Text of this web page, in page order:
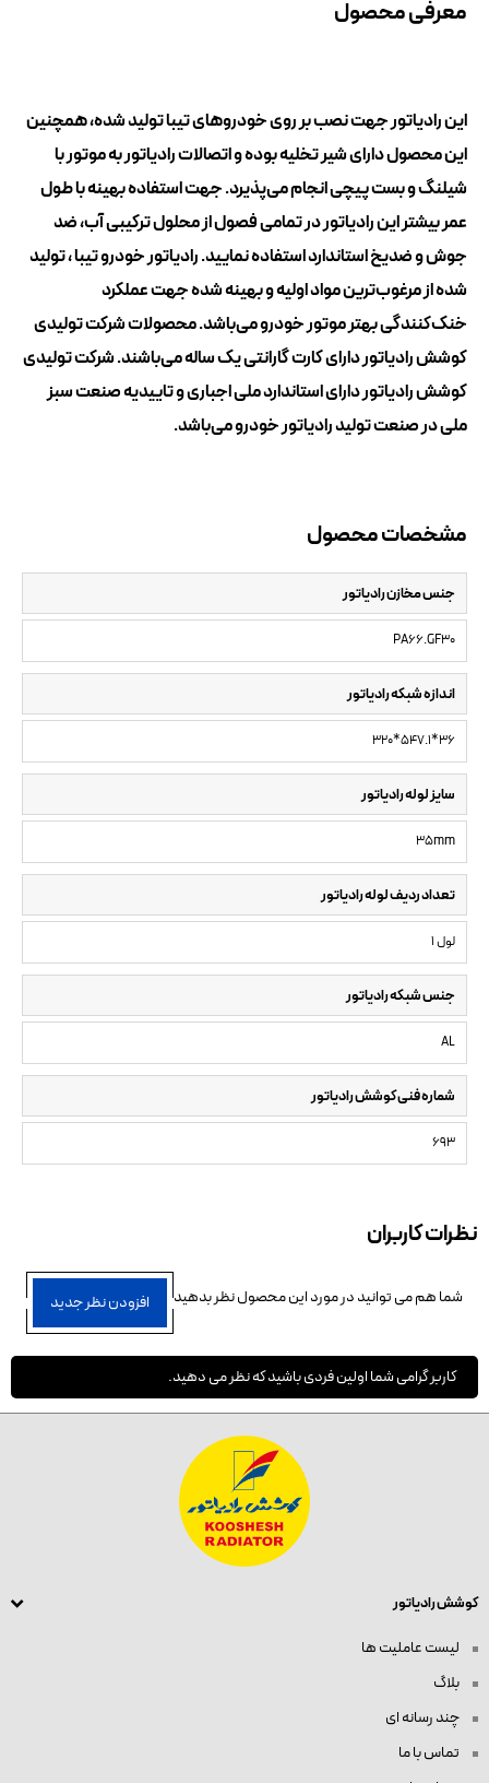
معرفی محصول
این رادیاتور جهت نصب بر روی خودروهای تیبا تولید شده، همچنین
این محصول دارای شیر تخلیه بوده و اتصالات رادیاتور به موتور با
شیلنگ و بست پیچی انجام می‌پذیرد. جهت استفاده بهینه با طول
عمر بیشتر این رادیاتور در تمامی فصول از محلول ترکیبی آب، ضد
جوش و ضد‌یخ استاندارد استفاده نمایید. رادیاتور خودرو تیبا ، تولید
شده از مرغوب‌ترین مواد اولیه و بهینه شده جهت عملکرد
خنک‌کنندگی بهتر موتور خودرو می‌باشد. محصولات شرکت تولیدی
کوشش رادیاتور دارای کارت گارانتی یک ساله می‌باشند. شرکت تولیدی
کوشش رادیاتور دارای استاندارد ملی اجباری و تاییدیه صنعت سبز
ملی در صنعت تولید رادیاتور خودرو می‌باشد.
مشخصات محصول
جنس مخازن رادیاتور
PA66.GF30
اندازه شبکه رادیاتور
320*547.1*36
سایز لوله رادیاتور
35mm
تعداد ردیف لوله رادیاتور
1 لول
جنس شبکه رادیاتور
AL
شماره فنی کوشش رادیاتور
693
نظرات کاربران
شما هم می توانید در مورد این محصول نظر بدهید افزودن نظر جدید
کاربر گرامی شما اولین فردی باشید که نظر می دهید.
کوشش رادیاتور
لیست عاملیت ها
بلاگ
چند رسانه ای
تماس با ما